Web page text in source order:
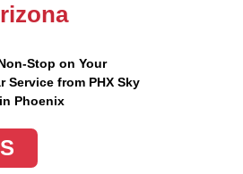
Stop on Your
Service from PHX Sky
Phoenix